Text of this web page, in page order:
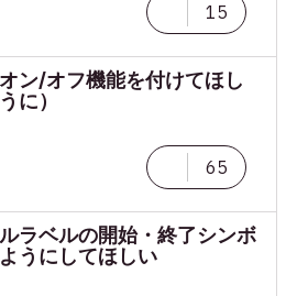
15
ン/オフ機能を付けてほし
に）
65
ラベルの開始・終了シンボ
うにしてほしい